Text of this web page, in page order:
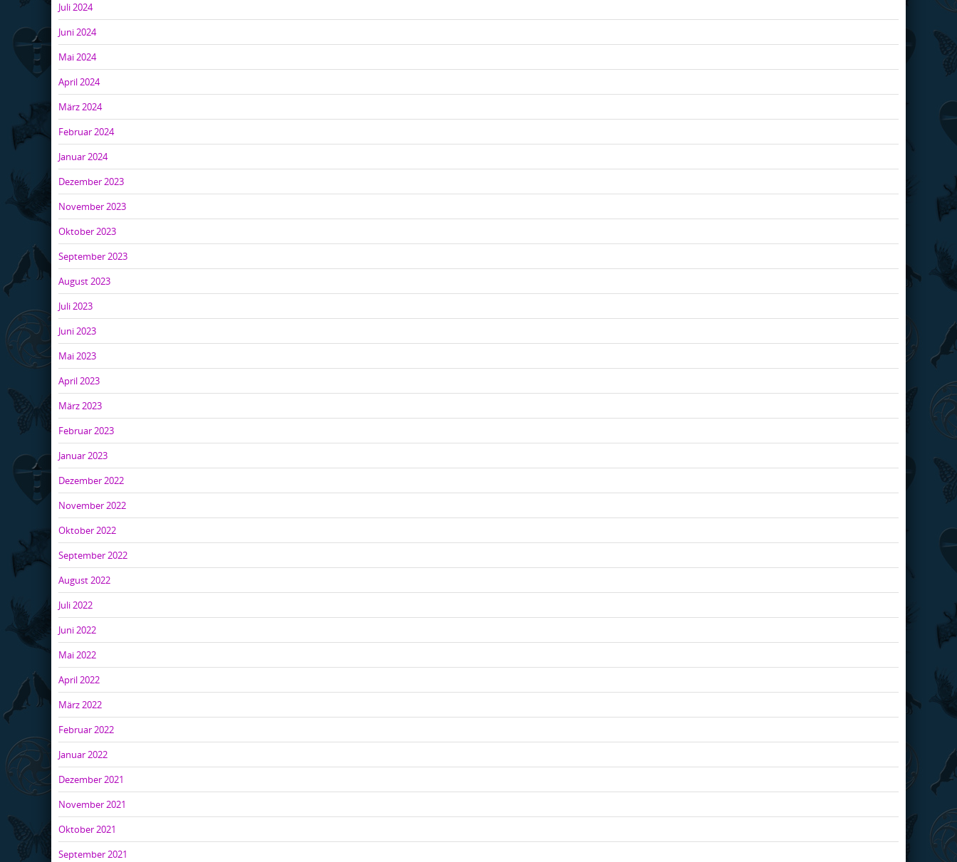
Juli 2024
Juni 2024
Mai 2024
April 2024
März 2024
Februar 2024
Januar 2024
Dezember 2023
November 2023
Oktober 2023
September 2023
August 2023
Juli 2023
Juni 2023
Mai 2023
April 2023
März 2023
Februar 2023
Januar 2023
Dezember 2022
November 2022
Oktober 2022
September 2022
August 2022
Juli 2022
Juni 2022
Mai 2022
April 2022
März 2022
Februar 2022
Januar 2022
Dezember 2021
November 2021
Oktober 2021
September 2021